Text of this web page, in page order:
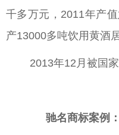
千多万元，2011年产
产13000多吨饮用黄酒
2013年12月被国家
驰名商标案例